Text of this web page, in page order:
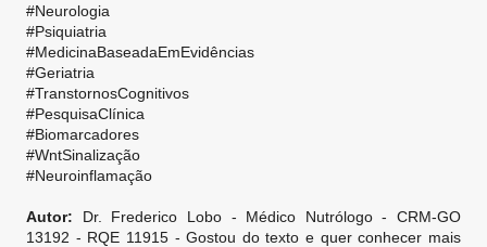
#Neurologia
#Psiquiatria
#MedicinaBaseadaEmEvidências
#Geriatria
#TranstornosCognitivos
#PesquisaClínica
#Biomarcadores
#WntSinalização
#Neuroinflamação
Autor: Dr. Frederico Lobo - Médico Nutrólogo - CRM-GO
13192 - RQE 11915 -Gostou do texto e quer conhecer mais